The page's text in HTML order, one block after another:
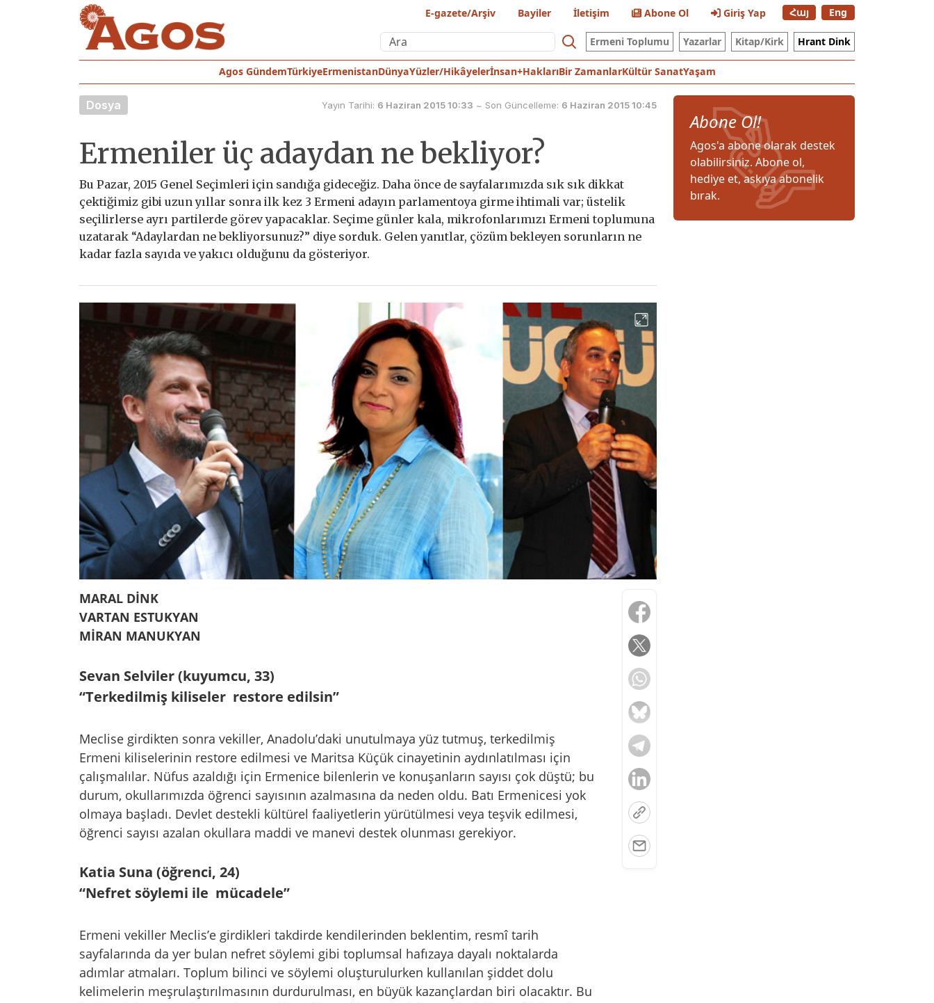
E-gazete/Arşiv Bayiler İletişim Abone Ol Giriş Yap Հայ Eng
Ermeni Toplumu Yazarlar Kitap/Kirk Hrant Dink
Agos GündemTürkiyeErmenistanDünyaYüzler/Hikâyelerİnsan+HaklarıBir ZamanlarKültür SanatYaşam
Dosya Yayın Tarihi: 6 Haziran 2015 10:33 ~ Son Güncelleme: 6 Haziran 2015 10:45
Ermeniler üç adaydan ne bekliyor?
Bu Pazar, 2015 Genel Seçimleri için sandığa gideceğiz. Daha önce de sayfalarımızda sık sık dikkat
çektiğimiz gibi uzun yıllar sonra ilk kez 3 Ermeni adayın parlamentoya girme ihtimali var; üstelik
seçilirlerse ayrı partilerde görev yapacaklar. Seçime günler kala, mikrofonlarımızı Ermeni toplumuna
uzatarak “Adaylardan ne bekliyorsunuz?” diye sorduk. Gelen yanıtlar, çözüm bekleyen sorunların ne
kadar fazla sayıda ve yakıcı olduğunu da gösteriyor.
MARAL DİNK
VARTAN ESTUKYAN
MİRAN MANUKYAN
Sevan Selviler (kuyumcu, 33)
“Terkedilmiş kiliseler restore edilsin”
Meclise girdikten sonra vekiller, Anadolu’daki unutulmaya yüz tutmuş, terkedilmiş
Ermeni kiliselerinin restore edilmesi ve Maritsa Küçük cinayetinin aydınlatılması için
çalışmalılar. Nüfus azaldığı için Ermenice bilenlerin ve konuşanların sayısı çok düştü; bu
durum, okullarımızda öğrenci sayısının azalmasına da neden oldu. Batı Ermenicesi yok
olmaya başladı. Devlet destekli kültürel faaliyetlerin yürütülmesi veya teşvik edilmesi,
öğrenci sayısı azalan okullara maddi ve manevi destek olunması gerekiyor.
Katia Suna (öğrenci, 24)
“Nefret söylemi ile mücadele”
Ermeni vekiller Meclis’e girdikleri takdirde kendilerinden beklentim, resmî tarih
sayfalarında da yer bulan nefret söylemi gibi toplumsal hafızaya dayalı noktalarda
adımlar atmaları. Toplum bilinci ve söylemi oluşturulurken kullanılan şiddet dolu
kelimelerin meşrulaştırılmasının durdurulması, en büyük kazançlardan biri olacaktır. Bu
Abone Ol!
Agos'a abone olarak destek
olabilirsiniz. Abone ol,
hediye et, askıya abonelik
bırak.